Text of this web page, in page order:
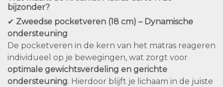
bijzonder?
✔ Zweedse pocketveren (18 cm) – Dynamische
ondersteuning
De pocketveren in de kern van het matras reageren
individueel op je bewegingen, wat zorgt voor
optimale gewichtsverdeling en gerichte
ondersteuning. Hierdoor blijft je lichaam in de juiste